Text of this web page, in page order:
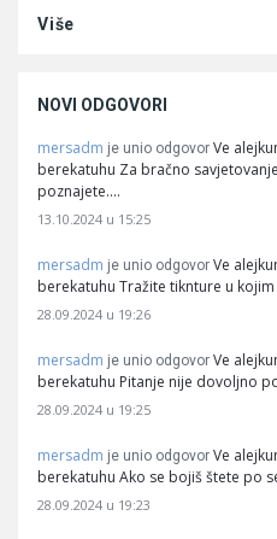
Više
NOVI ODGOVORI
mersadm je unio odgovor Ve
berekatuhu Za bračno
poznajete.…
13.10.2024 u 15:25
mersadm je unio odgovor Ve
berekatuhu Tražite tiknture u
28.09.2024 u 19:26
mersadm je unio odgovor Ve
berekatuhu Pitanje nije dovoljno
28.09.2024 u 19:25
mersadm je unio odgovor Ve
berekatuhu Ako se bojiš štete po
28.09.2024 u 19:23